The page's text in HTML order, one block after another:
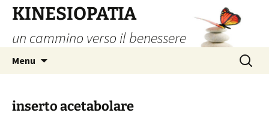
contenuto
KINESIOPATIA
un cammino verso il benessere
Menu
Ricerca
per:
inserto acetabolare